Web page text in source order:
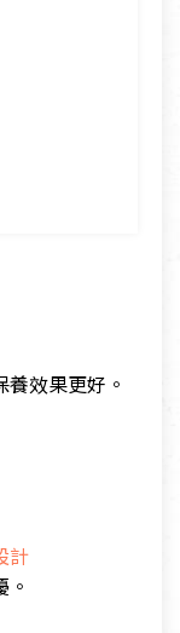
效果更好。
計